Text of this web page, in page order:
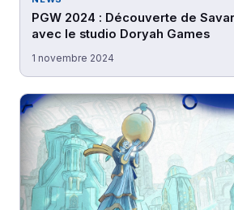
PGW 2024 : Découverte de
avec le studio Doryah Games
1 novembre 2024